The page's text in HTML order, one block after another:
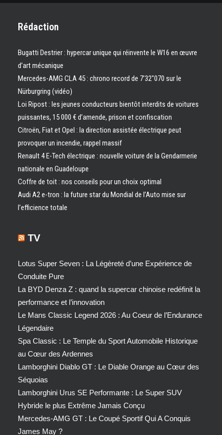
Rédaction
Bugatti Destrier : hypercar unique qui réinvente le W16 en œuvre
d’art mécanique
Mercedes-AMG CLA 45 : chrono record de 7’32″070 sur le
Nürburgring (vidéo)
Loi Ripost : les jeunes conducteurs bientôt interdits de voitures
puissantes, 15 000 € d’amende, prison et confiscation
Citroën, Fiat et Opel : la direction assistée électrique peut
provoquer un incendie, rappel massif
Renault 4 E-Tech électrique : nouvelle voiture de la Gendarmerie
nationale en Guadeloupe
Coffre de toit : nos conseils pour un choix optimal
Audi A2 e-tron : la future star du Mondial de l’Auto mise sur
l’efficience totale
TV
Lotus Super Seven : La Légèreté d’une Expérience de
Conduite Pure
La BYD Denza Z : quand la supercar chinoise redéfinit la
performance et l’innovation
Le Mans Classic Legend 2026 : Au Coeur de l’Endurance
Légendaire
Spa Classic : Le Temple du Sport Automobile Historique
au Cœur des Ardennes
Lamborghini Diablo GT : Le Diable Orange au Cœur des
Séquoias
Lamborghini Urus SE Performante : Le Super SUV
Hybride le plus Extrême Jamais Conçu
Mercedes-AMG GT : Le Coupé Sportif Qui A Conquis
James May ?